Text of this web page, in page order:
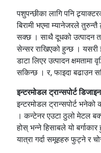
पशुपन्छीका लागि पनि
बिरामी भएमा म्यानेजरले तुरुन्तै
सक्छ । साथै दूधको उत्पादन
सेन्सर राखिएको हुन्छ । यसरी
डाटा लिएर उत्पादन क्षमतामा
सकिन्छ । र, फाइदा बढाउन
इन्टरमोडल ट्रान्सपोर्ट
इन्टरमोडल ट्रान्सपोर्ट
। कन्टेनर एउटा ठुलो मेटल
होस् भन्ने हिसाबले यो
यात्रा गर्दा समूहहरु फुट्ने र